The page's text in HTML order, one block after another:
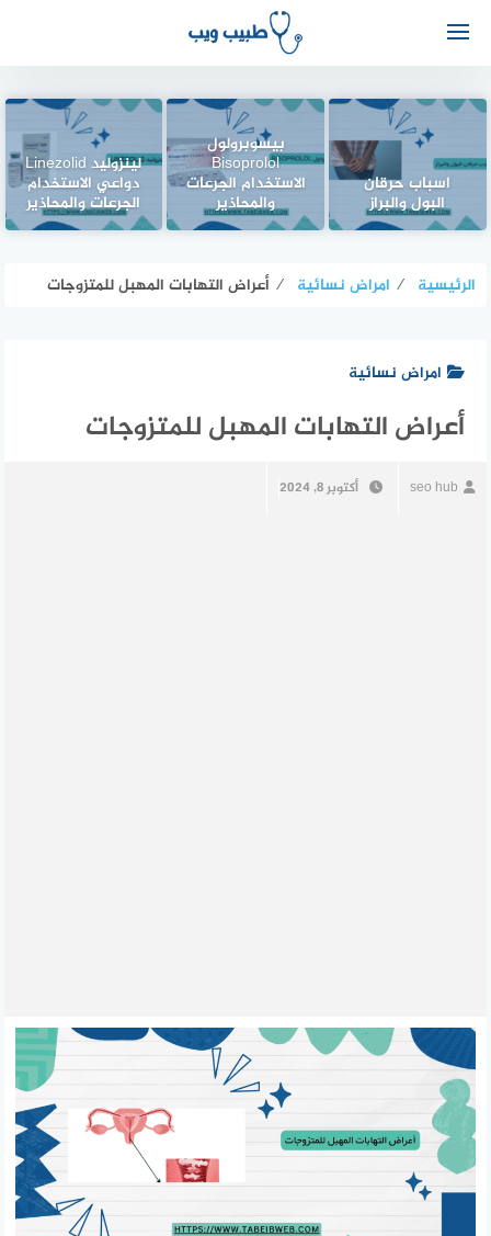
اسباب حرقان
البول والبراز
بيسوبرولول
Bisoprolol
الاستخدام الجرعات
والمحاذير
لينزوليد Linezolid
دواعي الاستخدام
الجرعات والمحاذير
الرئيسية ⁄ امراض نسائية ⁄ أعراض التهابات المهبل للمتزوجات
امراض نسائية
أعراض التهابات المهبل للمتزوجات
seo hub أكتوبر 8, 2024